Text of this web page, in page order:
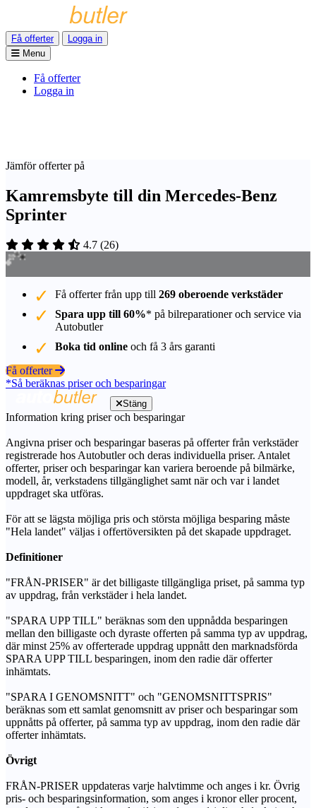
Få offerter
Logga in
Menu
Få offerter
Logga in
Jämför offerter på
Kamremsbyte till din Mercedes-Benz
Sprinter
4.7 (26)
Få offerter från upp till 269 oberoende verkstäder
Spara upp till 60%* på bilreparationer och service via
Autobutler
Boka tid online och få 3 års garanti
Få offerter
*Så beräknas priser och besparingar
Stäng
Information kring priser och besparingar
Angivna priser och besparingar baseras på offerter från verkstäder
registrerade hos Autobutler och deras individuella priser. Antalet
offerter, priser och besparingar kan variera beroende på bilmärke,
modell, år, verkstadens tillgänglighet samt när och var i landet
uppdraget ska utföras.
För att se lägsta möjliga pris och största möjliga besparing måste
"Hela landet" väljas i offertöversikten på det skapade uppdraget.
Definitioner
"FRÅN-PRISER" är det billigaste tillgängliga priset, på samma typ
av uppdrag, från verkstäder i hela landet.
"SPARA UPP TILL" beräknas som den uppnådda besparingen
mellan den billigaste och dyraste offerten på samma typ av uppdrag,
där minst 25% av offerterade uppdrag uppnått den marknadsförda
SPARA UPP TILL besparingen, inom den radie där offerter
inhämtats.
"SPARA I GENOMSNITT" och "GENOMSNITTSPRIS"
beräknas som ett samlat genomsnitt av priser och besparingar som
uppnåtts på offerter, på samma typ av uppdrag, inom den radie där
offerter inhämtats.
Övrigt
FRÅN-PRISER uppdateras varje halvtimme och anges i kr. Övrig
pris- och besparingsinformation, som anges i kronor eller procent,